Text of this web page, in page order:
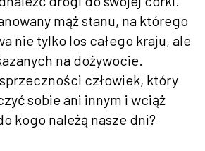
mąż stanu, na którego
nie tylko los całego kraju, ale
na dożywocie.
człowiek, który
sobie ani innym i wciąż
kogo należą nasze dni?